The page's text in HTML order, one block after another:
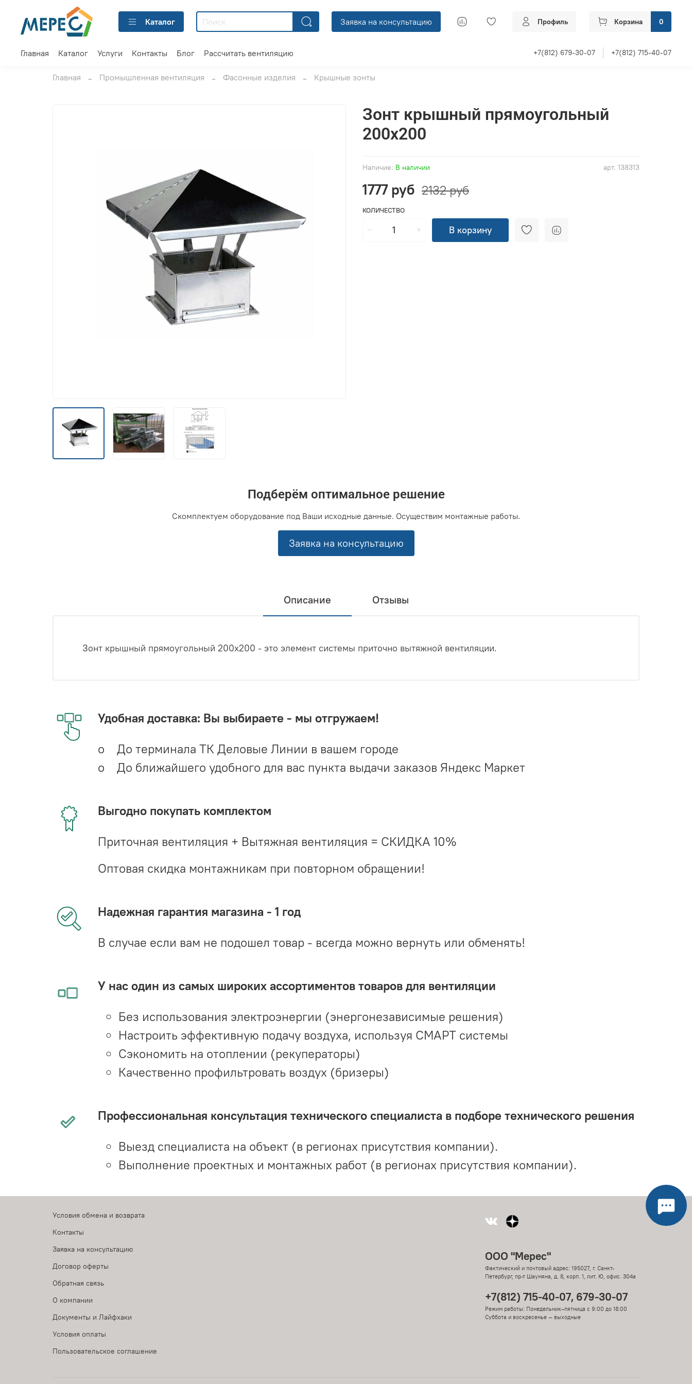
Каталог Заявка на консультацию Профиль Корзина 0
Главная Каталог Услуги Контакты Блог Рассчитать вентиляцию +7(812) 679-30-07 +7(812) 715-40-07
Главная Промышленная вентиляция Фасонные изделия Крышные зонты
арт. 138313
Наличие: В наличии
Зонт крышный прямоугольный
200x200
1777 руб 2132 руб
КОЛИЧЕСТВО
В корзину
Подберём оптимальное решение
Скомплектуем оборудование под Ваши исходные данные. Осуществим монтажные работы.
Заявка на консультацию
Описание Отзывы
Зонт крышный прямоугольный 200x200 - это элемент системы приточно вытяжной вентиляции.
Удобная доставка: Вы выбираете - мы отгружаем!
o До терминала ТК Деловые Линии в вашем городе
o До ближайшего удобного для вас пункта выдачи заказов Яндекс Маркет
Выгодно покупать комплектом
Приточная вентиляция + Вытяжная вентиляция = СКИДКА 10%
Оптовая скидка монтажникам при повторном обращении!
Надежная гарантия магазина - 1 год
В случае если вам не подошел товар - всегда можно вернуть или обменять!
У нас один из самых широких ассортиментов товаров для вентиляции
Без использования электроэнергии (энергонезависимые решения)
Настроить эффективную подачу воздуха, используя СМАРТ системы
Сэкономить на отоплении (рекуператоры)
Качественно профильтровать воздух (бризеры)
Профессиональная консультация технического специалиста в подборе технического решения
Выезд специалиста на объект (в регионах присутствия компании).
Выполнение проектных и монтажных работ (в регионах присутствия компании).
Условия обмена и возврата
Контакты
Заявка на консультацию
Договор оферты
Обратная связь
О компании
Документы и Лайфхаки
Условия оплаты
Пользовательское соглашение
ООО "Мерес"
Фактический и почтовый адрес: 195027, г. Санкт-
Петербург, пр-т Шаумяна, д. 8, корп. 1, лит. Ю, офис. 304а
+7(812) 715-40-07, 679-30-07
Режим работы: Понедельник–пятница с 9:00 до 18:00
Суббота и воскресенье — выходные